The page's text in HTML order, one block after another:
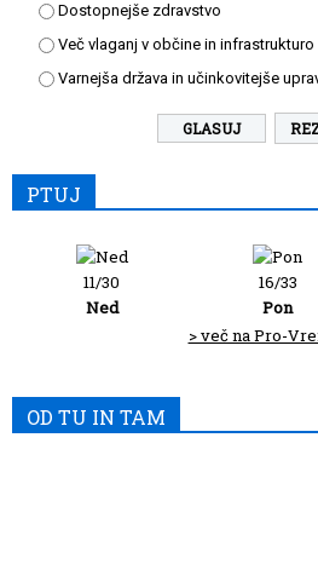
Dostopnejše zdravstvo
Več vlaganj v občine in infrastrukturo
Varnejša država in učinkovitejše
PTUJ
11/30
Ned
16/33
Pon
> več na Pro-
OD TU IN TAM